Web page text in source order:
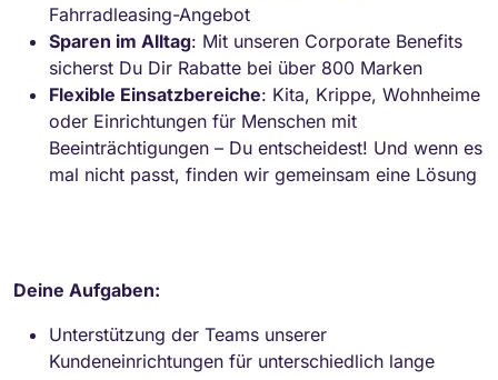
Fahrradleasing-Angebot
Sparen im Alltag: Mit unseren Corporate Benefits
sicherst Du Dir Rabatte bei über 800 Marken
Flexible Einsatzbereiche: Kita, Krippe, Wohnheime
oder Einrichtungen für Menschen mit
Beeinträchtigungen – Du entscheidest! Und wenn es
mal nicht passt, finden wir gemeinsam eine Lösung
Deine Aufgaben:
Unterstützung der Teams unserer
Kundeneinrichtungen für unterschiedlich lange